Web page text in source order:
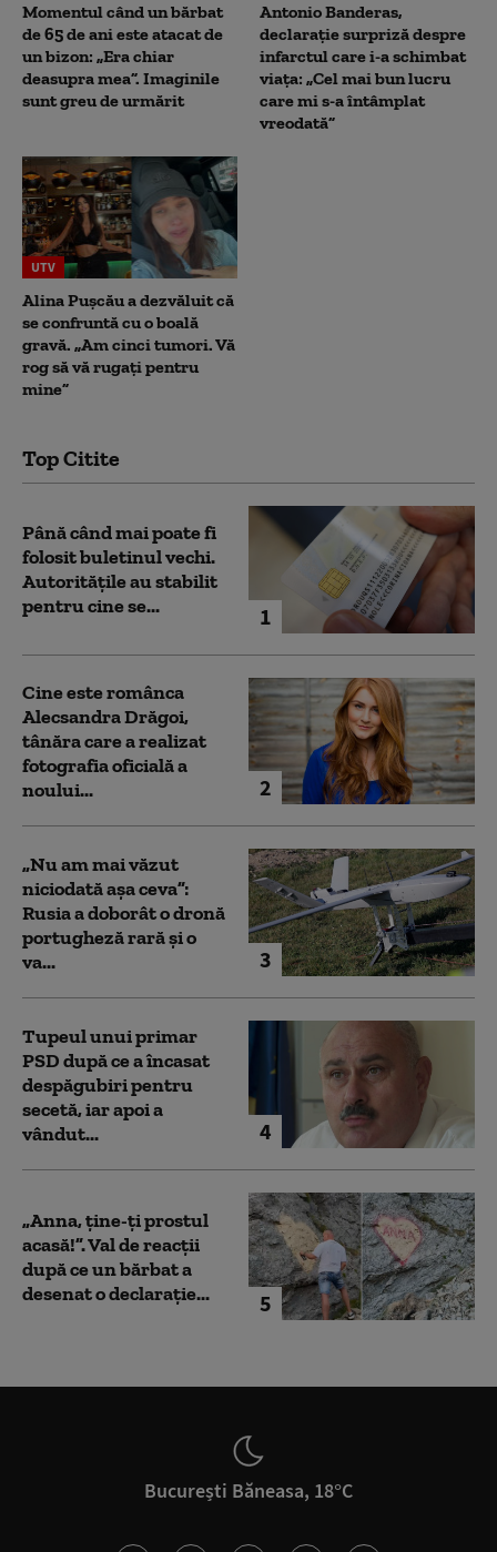
Momentul când un bărbat
de 65 de ani este atacat de
un bizon: „Era chiar
deasupra mea”. Imaginile
sunt greu de urmărit
Antonio Banderas,
declarație surpriză despre
infarctul care i-a schimbat
viața: „Cel mai bun lucru
care mi s-a întâmplat
vreodată”
UTV
Alina Pușcău a dezvăluit că
se confruntă cu o boală
gravă. „Am cinci tumori. Vă
rog să vă rugați pentru
mine”
Top Citite
1
Până când mai poate fi
folosit buletinul vechi.
Autoritățile au stabilit
pentru cine se...
2
Cine este românca
Alecsandra Drăgoi,
tânăra care a realizat
fotografia oficială a
noului...
3
„Nu am mai văzut
niciodată așa ceva”:
Rusia a doborât o dronă
portugheză rară și o
va...
4
Tupeul unui primar
PSD după ce a încasat
despăgubiri pentru
secetă, iar apoi a
vândut...
5
„Anna, ţine-ţi prostul
acasă!”. Val de reacții
după ce un bărbat a
desenat o declarație...
București Băneasa, 18°C